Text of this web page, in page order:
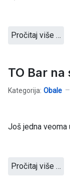
Pročitaj više …
TO Bar
Kategorija: Obale
Još jedna veoma
Pročitaj više …